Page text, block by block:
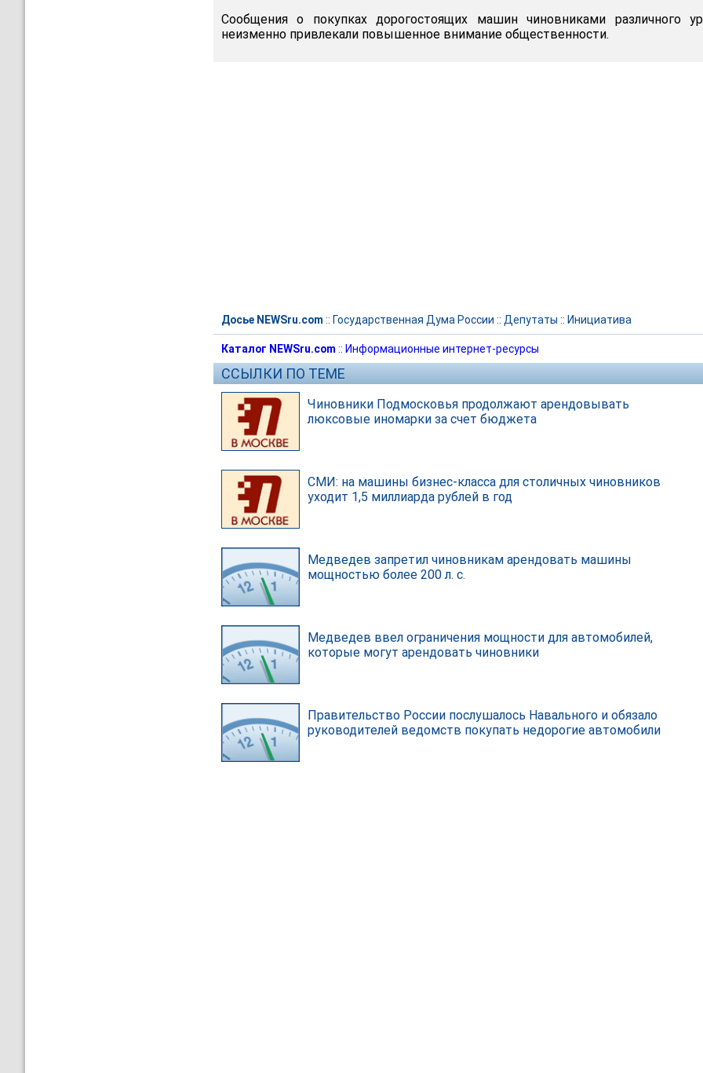
Сообщения о покупках дорогостоящих машин чиновниками различного
неизменно привлекали повышенное внимание общественности.
Досье NEWSru.com :: Государственная Дума России :: Депутаты :: Инициатива
Каталог NEWSru.com :: Информационные интернет-ресурсы
ССЫЛКИ ПО ТЕМЕ
Чиновники Подмосковья продолжают арендовывать
люксовые иномарки за счет бюджета
СМИ: на машины бизнес-класса для столичных чиновников
уходит 1,5 миллиарда рублей в год
Медведев запретил чиновникам арендовать машины
мощностью более 200 л. с.
Медведев ввел ограничения мощности для автомобилей,
которые могут арендовать чиновники
Правительство России послушалось Навального и обязало
руководителей ведомств покупать недорогие автомобили